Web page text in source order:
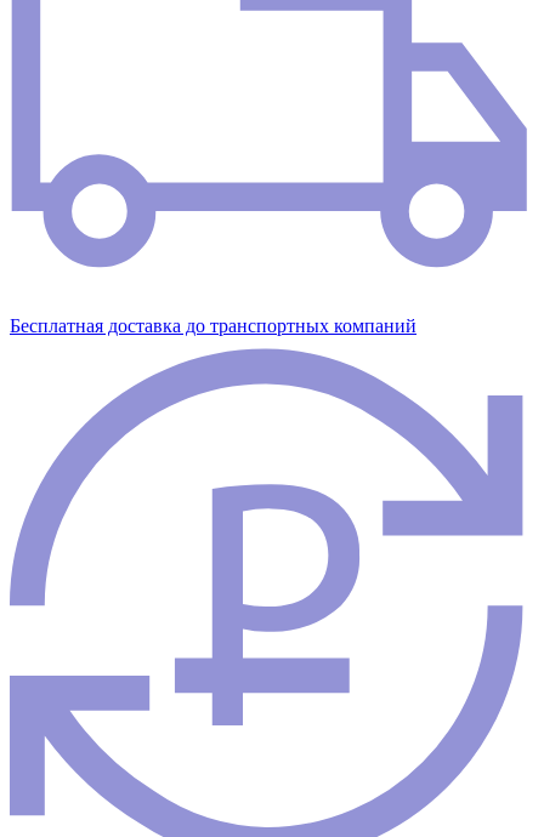
Бесплатная доставка до транспортных компаний